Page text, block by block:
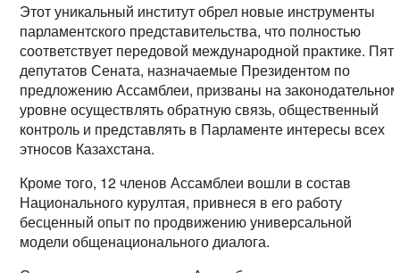
Этот уникальный институт обрел новые инструменты
парламентского представительства, что полностью
соответствует передовой международной практике.
депутатов Сената, назначаемые Президентом по
предложению Ассамблеи, призваны на законодательном
уровне осуществлять обратную связь, общественный
контроль и представлять в Парламенте интересы всех
этносов Казахстана.
Кроме того, 12 членов Ассамблеи вошли в состав
Национального курултая, привнеся в его работу
бесценный опыт по продвижению универсальной
модели общенационального диалога.